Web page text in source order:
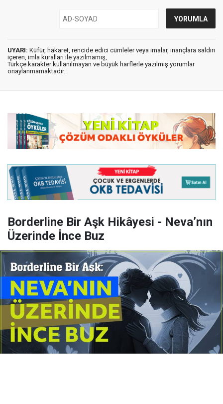
UYARI: Küfür, hakaret, rencide edici cümleler veya imalar, inançlara saldırı
içeren, imla kuralları ile yazılmamış,
Türkçe karakter kullanılmayan ve büyük harflerle yazılmış yorumlar
onaylanmamaktadır.
Borderline Bir Aşk Hikâyesi - Neva’nın
Üzerinde İnce Buz